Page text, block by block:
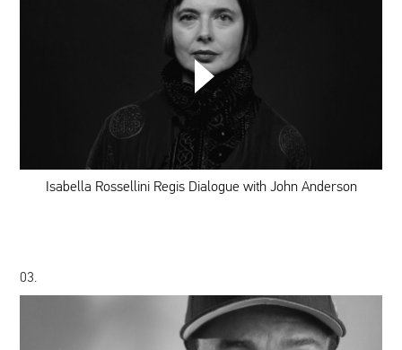
Isabella
Rossellini
Regis
Dialogue
Anderson
Isabella Rossellini Regis Dialogue with John Anderson
03.